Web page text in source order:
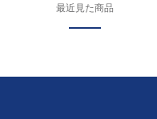
最近見た商品